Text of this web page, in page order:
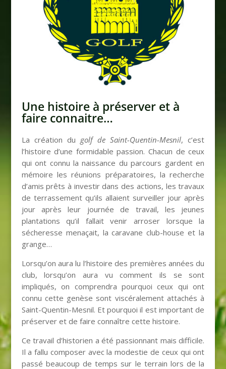
Une histoire à préserver et à
faire connaitre…
La création du golf de Saint-Quentin-Mesnil, c’est
l’histoire d’une formidable passion. Chacun de ceux
qui ont connu la naissance du parcours gardent en
mémoire les réunions préparatoires, la recherche
d’amis prêts à investir dans des actions, les travaux
de terrassement qu’ils allaient surveiller jour après
jour après leur journée de travail, les jeunes
plantations qu’il fallait venir arroser lorsque la
sécheresse menaçait, la caravane club-house et la
grange…
Lorsqu’on aura lu l’histoire des premières années du
club, lorsqu’on aura vu comment ils se sont
impliqués, on comprendra pourquoi ceux qui ont
connu cette genèse sont viscéralement attachés à
Saint-Quentin-Mesnil. Et pourquoi il est important de
préserver et de faire connaître cette histoire.
Ce travail d’historien a été passionnant mais difficile.
Il a fallu composer avec la modestie de ceux qui ont
passé beaucoup de temps sur le terrain lors de la